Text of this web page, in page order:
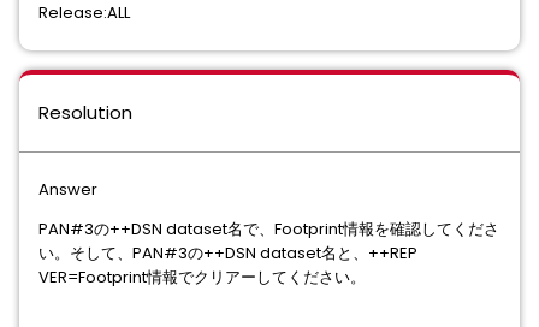
Release:ALL
Resolution
Answer
PAN#3の++DSN dataset名で、Footprint情報を確認してくださ
い。そして、PAN#3の++DSN dataset名と、++REP
VER=Footprint情報でクリアーしてください。